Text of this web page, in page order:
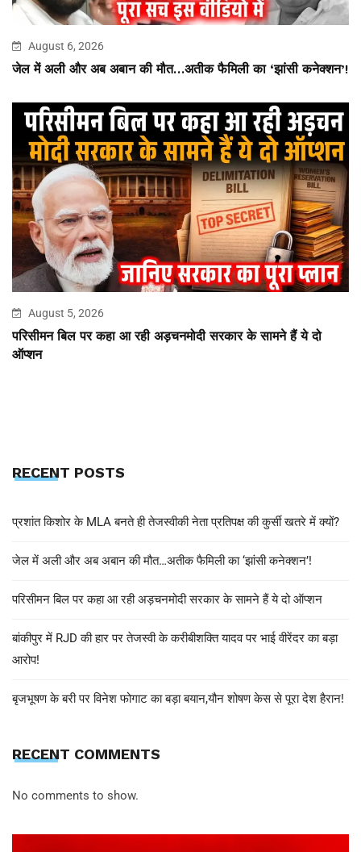
August 6, 2026
जेल में अली और अब अबान की मौत…अतीक फैमिली का ‘झांसी कनेक्शन’!
August 5, 2026
परिसीमन बिल पर कहा आ रही अड़चनमोदी सरकार के सामने हैं ये दो
ऑप्शन
RECENT POSTS
प्रशांत किशोर के MLA बनते ही तेजस्वीकी नेता प्रतिपक्ष की कुर्सी खतरे में क्यों?
जेल में अली और अब अबान की मौत…अतीक फैमिली का ‘झांसी कनेक्शन’!
परिसीमन बिल पर कहा आ रही अड़चनमोदी सरकार के सामने हैं ये दो ऑप्शन
बांकीपुर में RJD की हार पर तेजस्वी के करीबीशक्ति यादव पर भाई वीरेंदर का बड़ा
आरोप!
बृजभूषण के बरी पर विनेश फोगाट का बड़ा बयान,यौन शोषण केस से पूरा देश हैरान!
RECENT COMMENTS
No comments to show.